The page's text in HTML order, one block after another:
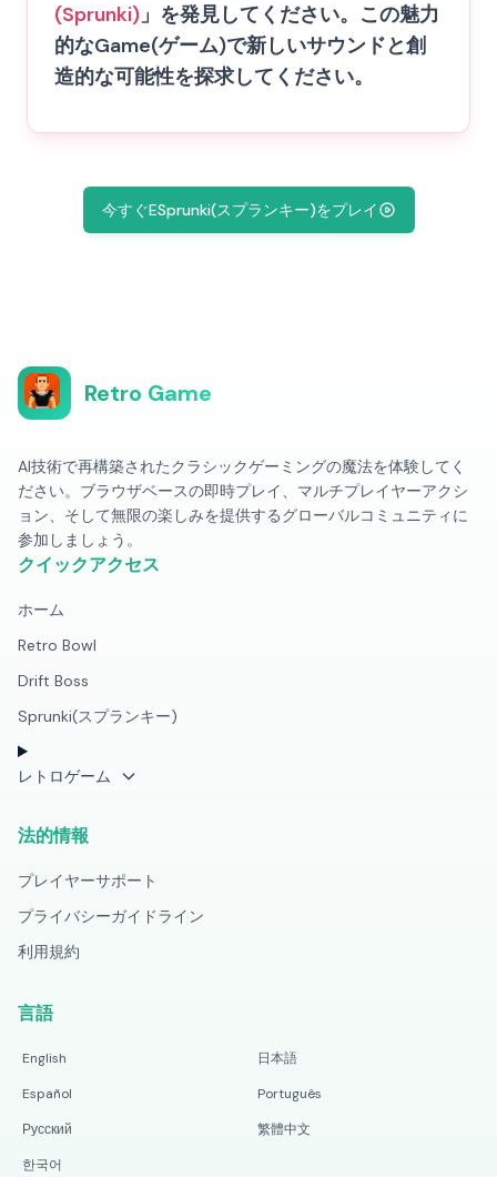
(Sprunki)」を発見してください。この魅力
的なGame(ゲーム)で新しいサウンドと創
造的な可能性を探求してください。
今すぐESprunki(スプランキー)をプレイ
Retro Game
AI技術で再構築されたクラシックゲーミングの魔法を体験してく
ださい。ブラウザベースの即時プレイ、マルチプレイヤーアクシ
ョン、そして無限の楽しみを提供するグローバルコミュニティに
参加しましょう。
クイックアクセス
ホーム
Retro Bowl
Drift Boss
Sprunki(スプランキー)
レトロゲーム
法的情報
プレイヤーサポート
プライバシーガイドライン
利用規約
言語
English
日本語
Español
Português
Русский
繁體中文
한국어